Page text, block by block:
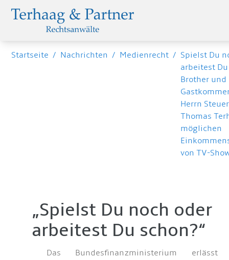
Startseite / Nachrichten / Medienrecht / Spielst Du
arbeitest
Brother und
Herrn
Thomas
möglichen
von TV-
„Spielst Du noch oder
arbeitest Du schon?“
Das Bundesfinanzministerium erlässt